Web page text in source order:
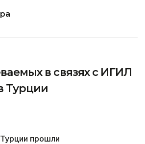
в связях с ИГИЛ
Турции
прошли